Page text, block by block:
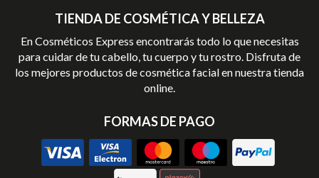
TIENDA DE COSMÉTICA Y BELLEZA
En Cosméticos Express encontrarás todo lo que necesitas
para cuidar de tu cabello, tu cuerpo y tu rostro. Disfruta de
los mejores productos de cosmética facial en nuestra tienda
online.
FORMAS DE PAGO